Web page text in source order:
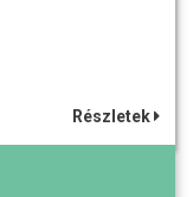
Részletek